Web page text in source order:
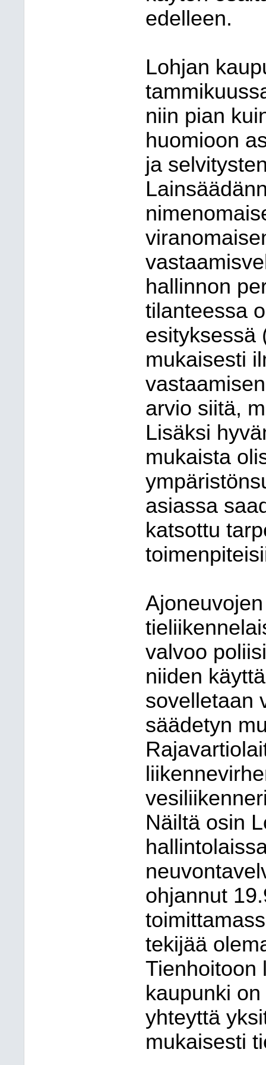
edelleen.
Lohjan
niin pian
huomioon
ja
hallinnon
tilanteessa
esityksessä
mukaisesti
arvio siitä,
Lisäksi
mukaista
asiassa
katsottu
valvoo
niiden
sovelletaan
säädetyn
Näiltä osin
ohjannut
tekijää
Tienhoitoon
kaupunki
yhteyttä
mukaisesti